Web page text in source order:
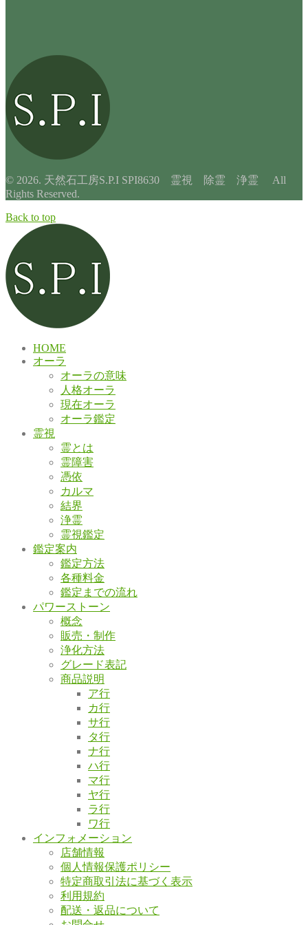
© 2026. 天然石工房S.P.I SPI8630 霊視 除霊 浄霊 All
Rights Reserved.
Back to top
HOME
オーラ
オーラの意味
人格オーラ
現在オーラ
オーラ鑑定
霊視
霊とは
霊障害
憑依
カルマ
結界
浄霊
霊視鑑定
鑑定案内
鑑定方法
各種料金
鑑定までの流れ
パワーストーン
概念
販売・制作
浄化方法
グレード表記
商品説明
ア行
カ行
サ行
タ行
ナ行
ハ行
マ行
ヤ行
ラ行
ワ行
インフォメーション
店舗情報
個人情報保護ポリシー
特定商取引法に基づく表示
利用規約
配送・返品について